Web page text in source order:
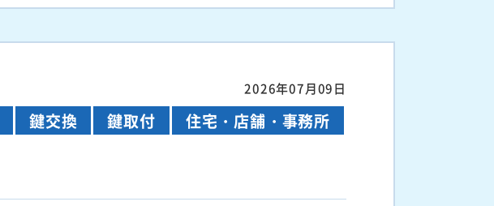
2026年07月09日
鍵交換 鍵取付 住宅・店舗・事務所